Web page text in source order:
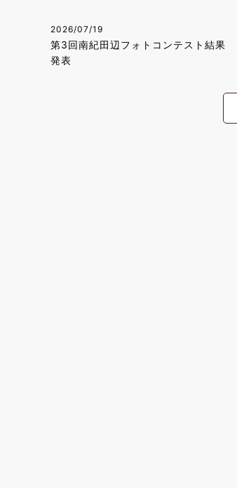
2026/07/19
第3回南紀田辺フォトコンテスト結果
発表